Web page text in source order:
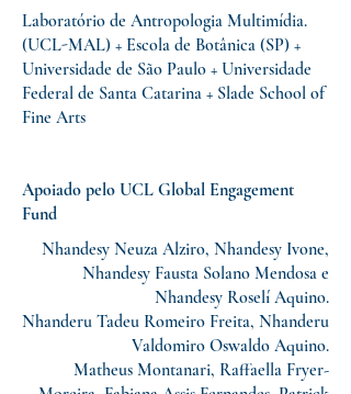
Laboratório de Antropologia Multimídia.
(UCL-MAL) + Escola de Botânica (SP) +
Universidade de São Paulo + Universidade
Federal de Santa Catarina + Slade School of
Fine Arts
Apoiado pelo UCL Global Engagement
Fund
Nhandesy Neuza Alziro, Nhandesy Ivone,
Nhandesy Fausta Solano Mendosa e
Nhandesy Roselí Aquino.
Nhanderu Tadeu Romeiro Freita, Nhanderu
Valdomiro Oswaldo Aquino.
Matheus Montanari, Raffaella Fryer-